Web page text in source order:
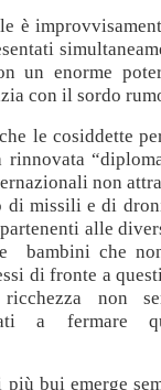
è
un enorme
con il sordo
le cosiddette
rinnovata
non
di missili e di
alle
bambini che
di fronte a
non
a fermare
bui emerge